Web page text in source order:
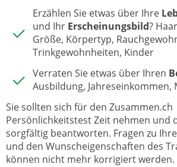
Erzählen Sie etwas über Ihre
und Ihr Erscheinungsbild?
Größe, Körpertyp,
Trinkgewohnheiten, Kinder
Verraten Sie etwas über Ihren
Ausbildung, Jahreseinkommen,
Sie sollten sich für den Zusammen.ch
Persönlichkeitstest Zeit nehmen und
sorgfältig beantworten. Fragen zu
und den Wunscheigenschaften des
können nicht mehr korrigiert werden.